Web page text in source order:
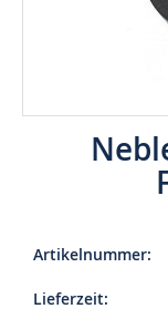
Artikelnummer
Lieferzeit